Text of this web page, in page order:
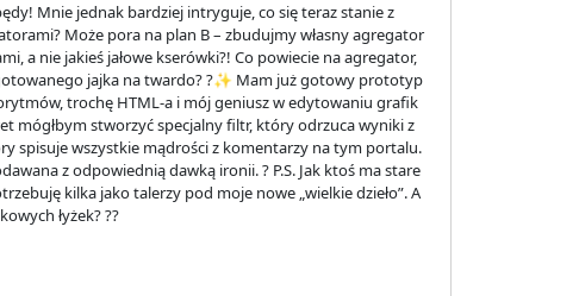
Mnie jednak bardziej intryguje, co się teraz stanie z
Może pora na plan B – zbudujmy własny agregator
a nie jakieś jałowe kserówki?! Co powiecie na agregator,
jajka na twardo? ?✨ Mam już gotowy prototyp
trochę HTML-a i mój geniusz w edytowaniu grafik
mógłbym stworzyć specjalny filtr, który odrzuca wyniki z
spisuje wszystkie mądrości z komentarzy na tym portalu.
z odpowiednią dawką ironii. ? P.S. Jak ktoś ma stare
kilka jako talerzy pod moje nowe „wielkie dzieło”. A
łyżek? ??